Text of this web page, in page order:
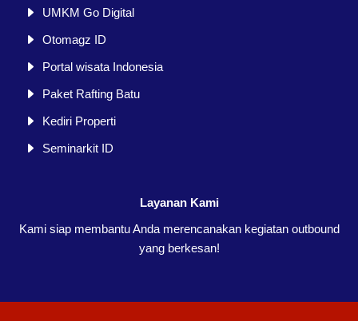
UMKM Go Digital
Otomagz ID
Portal wisata Indonesia
Paket Rafting Batu
Kediri Properti
Seminarkit ID
Layanan Kami
Kami siap membantu Anda merencanakan kegiatan outbound
yang berkesan!